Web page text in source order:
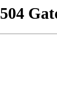
504